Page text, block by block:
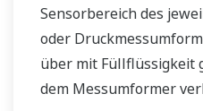
Sensorbereich des
oder
über mit Füllflüssigkeit
dem Messumformer